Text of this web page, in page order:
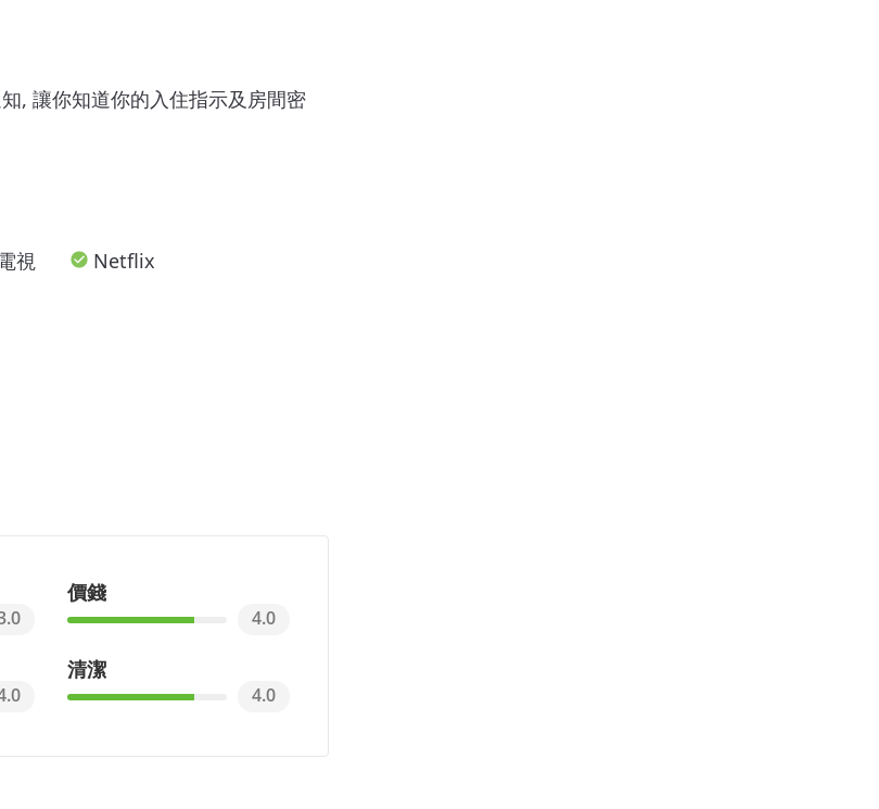
, 讓你知道你的入住指示及房間密
視 Netflix
價錢
4.0
清潔
4.0